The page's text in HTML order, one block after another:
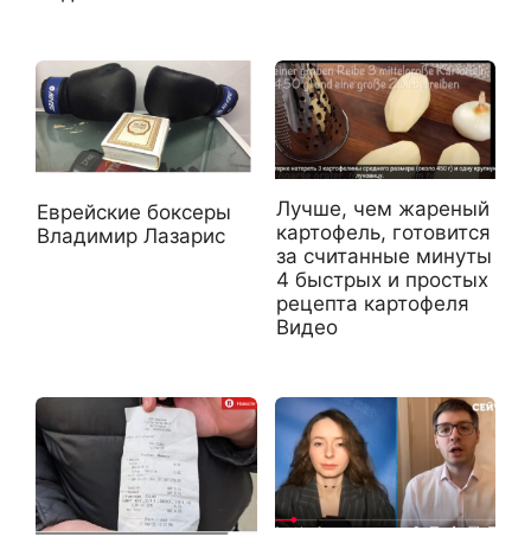
Еврейские боксеры
Владимир Лазарис
Лучше, чем жареный
картофель, готовится
за считанные минуты
4 быстрых и простых
рецепта картофеля
Видео